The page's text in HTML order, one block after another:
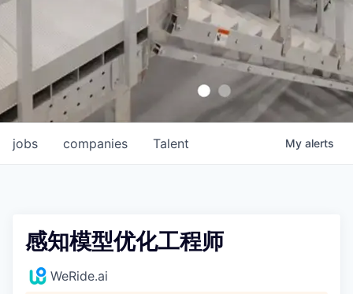
jobs companies Talent My alerts
感知模型优化工程师
WeRide.ai